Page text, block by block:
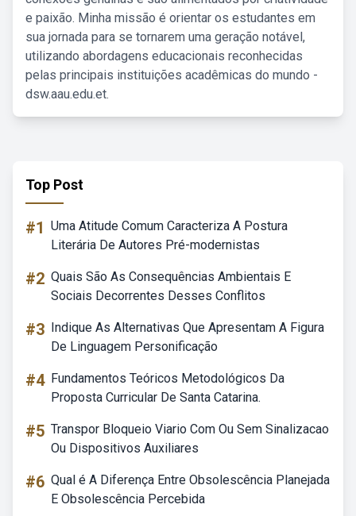
e paixão. Minha missão é orientar os estudantes em
sua jornada para se tornarem uma geração notável,
utilizando abordagens educacionais reconhecidas
pelas principais instituições acadêmicas do mundo -
dsw.aau.edu.et.
Top Post
#1 Uma Atitude Comum Caracteriza A Postura
Literária De Autores Pré-modernistas
#2 Quais São As Consequências Ambientais E
Sociais Decorrentes Desses Conflitos
#3 Indique As Alternativas Que Apresentam A Figura
De Linguagem Personificação
#4 Fundamentos Teóricos Metodológicos Da
Proposta Curricular De Santa Catarina.
#5 Transpor Bloqueio Viario Com Ou Sem Sinalizacao
Ou Dispositivos Auxiliares
#6 Qual é A Diferença Entre Obsolescência Planejada
E Obsolescência Percebida